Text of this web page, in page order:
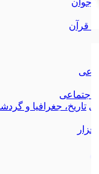
اجتماعی
تاریخ، جغرافیا و
قرآن